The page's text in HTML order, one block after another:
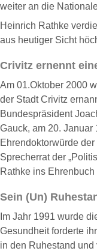
weiter an die
Heinrich Rathke
aus heutiger Sicht
Crivitz ernennt
Am 01.Oktober 2000
der Stadt Crivitz
Bundespräsident
Gauck, am 20.
Ehrendoktorwürde
Sprecherrat der
Rathke ins
Sein (Un)
Im Jahr 1991 wurde
Gesundheit forderte
in den Ruhestand